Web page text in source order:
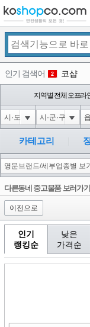
인기 검색어 2 코샵
3 1-1
4 1-1;
5
6 1-1);
1
지역별 전체 오프라
카테고리
다른동네 중고물품 보러가기
이전으로
인기
랭킹순
낮은
가격순